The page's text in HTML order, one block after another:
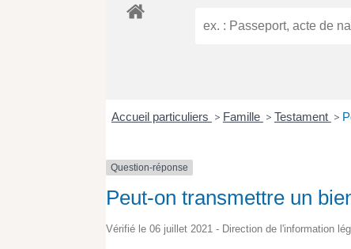
Accueil particuliers > Famille > Testament >
Question-réponse
Peut-on transmettre un
Vérifié le 06 juillet 2021 - Direction de l'information